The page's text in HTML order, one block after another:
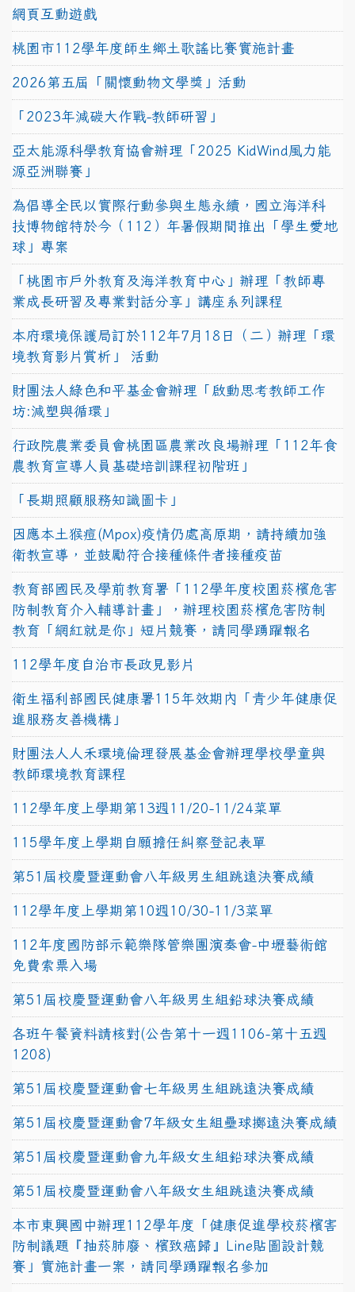
網頁互動遊戲
桃園市112學年度師生鄉土歌謠比賽實施計畫
2026第五屆「關懷動物文學獎」活動
「2023年減碳大作戰-教師研習」
亞太能源科學教育協會辦理「2025 KidWind風力能
源亞洲聯賽」
為倡導全民以實際行動參與生態永續，國立海洋科
技博物館特於今（112）年暑假期間推出「學生愛地
球」專案
「桃園市戶外教育及海洋教育中心」辦理「教師專
業成長研習及專業對話分享」講座系列課程
本府環境保護局訂於112年7月18日（二）辦理「環
境教育影片賞析」 活動
財團法人綠色和平基金會辦理「啟動思考教師工作
坊:減塑與循環」
行政院農業委員會桃園區農業改良場辦理「112年食
農教育宣導人員基礎培訓課程初階班」
「長期照顧服務知識圖卡」
因應本土猴痘(Mpox)疫情仍處高原期，請持續加強
衛教宣導，並鼓勵符合接種條件者接種疫苗
教育部國民及學前教育署「112學年度校園菸檳危害
防制教育介入輔導計畫」，辦理校園菸檳危害防制
教育「網紅就是你」短片競賽，請同學踴躍報名
112學年度自治市長政見影片
衛生福利部國民健康署115年效期內「青少年健康促
進服務友善機構」
財團法人人禾環境倫理發展基金會辦理學校學童與
教師環境教育課程
112學年度上學期第13週11/20-11/24菜單
115學年度上學期自願擔任糾察登記表單
第51屆校慶暨運動會八年級男生組跳遠決賽成績
112學年度上學期第10週10/30-11/3菜單
112年度國防部示範樂隊管樂團演奏會-中壢藝術館
免費索票入場
第51屆校慶暨運動會八年級男生組鉛球決賽成績
各班午餐資料請核對(公告第十一週1106-第十五週
1208)
第51屆校慶暨運動會七年級男生組跳遠決賽成績
第51屆校慶暨運動會7年級女生組壘球擲遠決賽成績
第51屆校慶暨運動會九年級女生組鉛球決賽成績
第51屆校慶暨運動會八年級女生組跳遠決賽成績
本市東興國中辦理112學年度「健康促進學校菸檳害
防制議題『抽菸肺廢、檳致癌歸』Line貼圖設計競
賽」實施計畫一案，請同學踴躍報名參加